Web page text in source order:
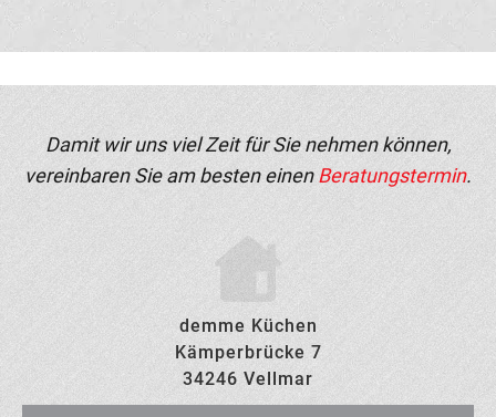
Damit wir uns viel Zeit für Sie nehmen können,
vereinbaren Sie am besten einenBeratungstermin.
demme Küchen
Kämperbrücke 7
34246 Vellmar